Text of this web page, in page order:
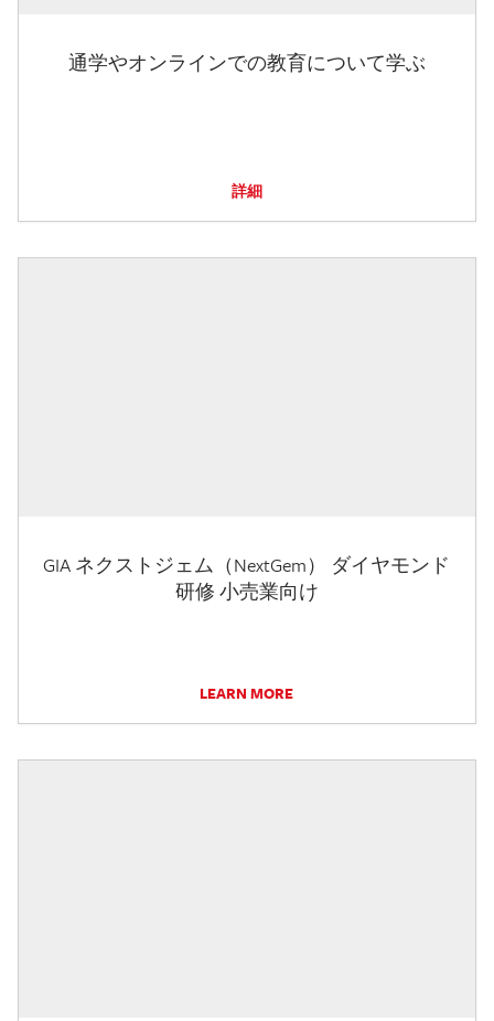
通学やオンラインでの教育について学ぶ
詳細
GIA ネクストジェム（NextGem） ダイヤモンド
研修 小売業向け
LEARN MORE